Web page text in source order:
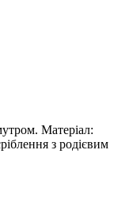
Матеріал:
з родієвим